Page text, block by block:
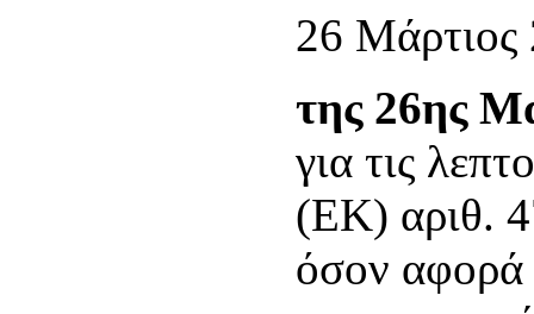
26 Μάρτιος
της 26ης
για τις
(ΕΚ) αριθ.
όσον αφορά